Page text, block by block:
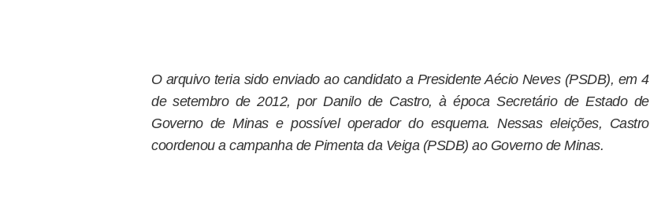
O arquivo teria sido enviado ao candidato a Presidente Aécio Neves (PSDB), em 4
de setembro de 2012, por Danilo de Castro, à época Secretário de Estado de
Governo de Minas e possível operador do esquema. Nessas eleições, Castro
coordenou a campanha de Pimenta da Veiga (PSDB) ao Governo de Minas.